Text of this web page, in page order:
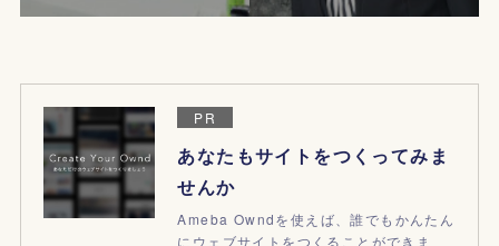
PR
あなたもサイトをつくってみま
せんか
Ameba Owndを使えば、誰でもかんたん
にウェブサイトをつくることができま